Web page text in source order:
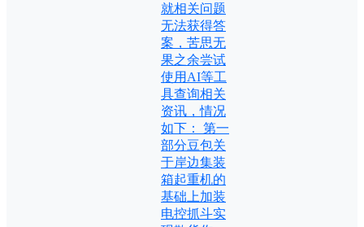
就相关问题
无法获得答
案，苦思无
果之余尝试
使用AI等工
具查询相关
资讯，情况
如下： 第一
部分豆包关
于岸边集装
箱起重机的
基础上加装
电控抓斗实